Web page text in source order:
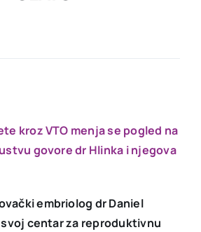
kroz VTO menja se pogled na
govore dr Hlinka i njegova
embriolog dr Daniel
centar za reproduktivnu